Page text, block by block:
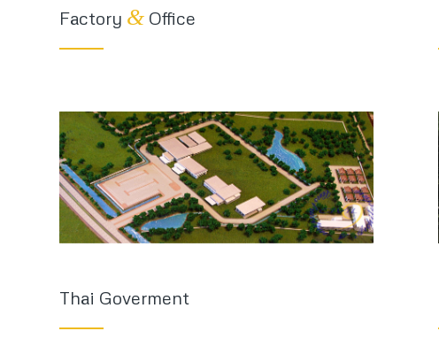
Factory & Office
Thai Goverment